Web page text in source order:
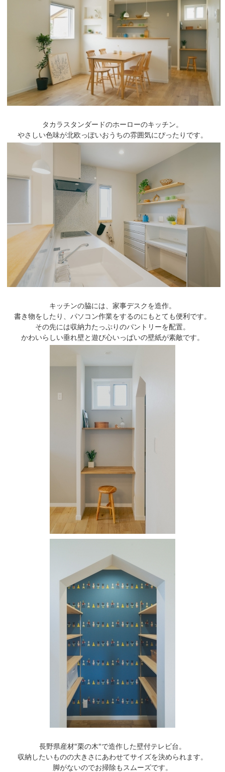
タカラスタンダードのホーローのキッチン。
やさしい色味が北欧っぽいおうちの雰囲気にぴったりです。
キッチンの脇には、家事デスクを造作。
書き物をしたり、パソコン作業をするのにもとても便利です。
その先には収納力たっぷりのパントリーを配置。
かわいらしい垂れ壁と遊び心いっぱいの壁紙が素敵です。
長野県産材"栗の木"で造作した壁付テレビ台。
収納したいものの大きさにあわせてサイズを決められます。
脚がないのでお掃除もスムーズです。